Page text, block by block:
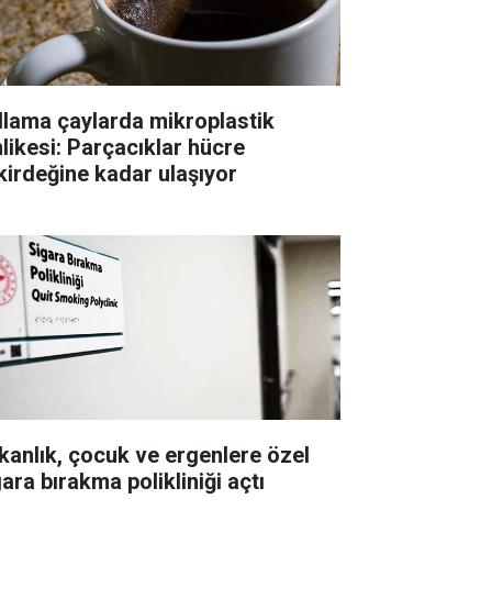
çaylarda mikroplastik
Parçacıklar hücre
kadar ulaşıyor
çocuk ve ergenlere özel
bırakma polikliniği açtı